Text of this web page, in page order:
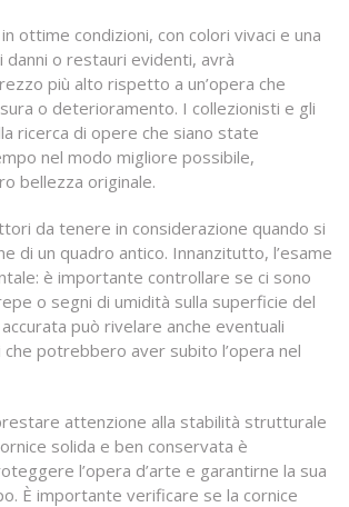
ottime condizioni, con colori vivaci e una
danni o restauri evidenti, avrà
più alto rispetto a un’opera che
o deterioramento. I collezionisti e gli
ricerca di opere che siano state
nel modo migliore possibile,
bellezza originale.
da tenere in considerazione quando si
di un quadro antico. Innanzitutto, l’esame
è importante controllare se ci sono
o segni di umidità sulla superficie del
accurata può rivelare anche eventuali
potrebbero aver subito l’opera nel
attenzione alla stabilità strutturale
solida e ben conservata è
l’opera d’arte e garantirne la sua
È importante verificare se la cornice